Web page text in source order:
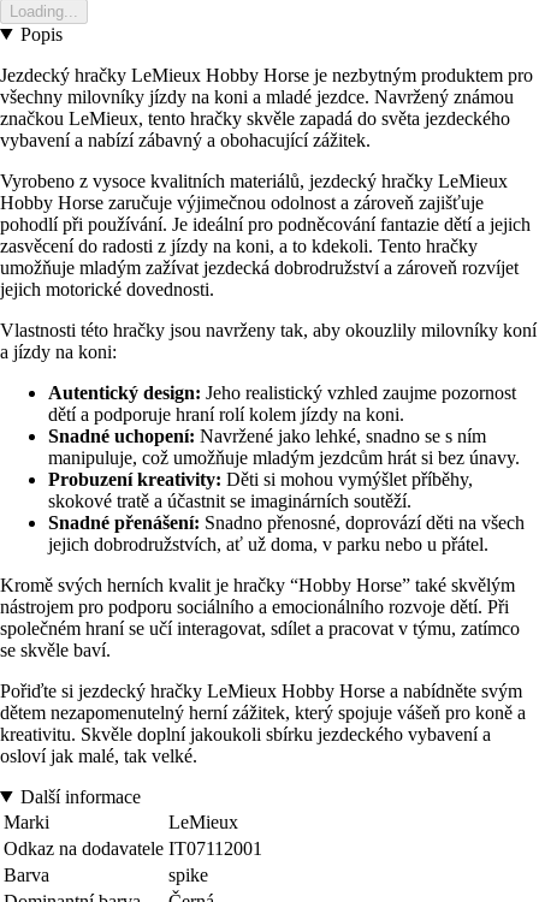
Loading...
Popis
Jezdecký hračky LeMieux Hobby Horse je nezbytným produktem pro
všechny milovníky jízdy na koni a mladé jezdce. Navržený známou
značkou LeMieux, tento hračky skvěle zapadá do světa jezdeckého
vybavení a nabízí zábavný a obohacující zážitek.
Vyrobeno z vysoce kvalitních materiálů, jezdecký hračky LeMieux
Hobby Horse zaručuje výjimečnou odolnost a zároveň zajišťuje
pohodlí při používání. Je ideální pro podněcování fantazie dětí a jejich
zasvěcení do radosti z jízdy na koni, a to kdekoli. Tento hračky
umožňuje mladým zažívat jezdecká dobrodružství a zároveň rozvíjet
jejich motorické dovednosti.
Vlastnosti této hračky jsou navrženy tak, aby okouzlily milovníky koní
a jízdy na koni:
Autentický design: Jeho realistický vzhled zaujme pozornost
dětí a podporuje hraní rolí kolem jízdy na koni.
Snadné uchopení: Navržené jako lehké, snadno se s ním
manipuluje, což umožňuje mladým jezdcům hrát si bez únavy.
Probuzení kreativity: Děti si mohou vymýšlet příběhy,
skokové tratě a účastnit se imaginárních soutěží.
Snadné přenášení: Snadno přenosné, doprovází děti na všech
jejich dobrodružstvích, ať už doma, v parku nebo u přátel.
Kromě svých herních kvalit je hračky “Hobby Horse” také skvělým
nástrojem pro podporu sociálního a emocionálního rozvoje dětí. Při
společném hraní se učí interagovat, sdílet a pracovat v týmu, zatímco
se skvěle baví.
Pořiďte si jezdecký hračky LeMieux Hobby Horse a nabídněte svým
dětem nezapomenutelný herní zážitek, který spojuje vášeň pro koně a
kreativitu. Skvěle doplní jakoukoli sbírku jezdeckého vybavení a
osloví jak malé, tak velké.
Další informace
Marki
LeMieux
Odkaz na dodavatele IT07112001
Barva
spike